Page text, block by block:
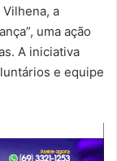
a
uma ação
A iniciativa
e equipe